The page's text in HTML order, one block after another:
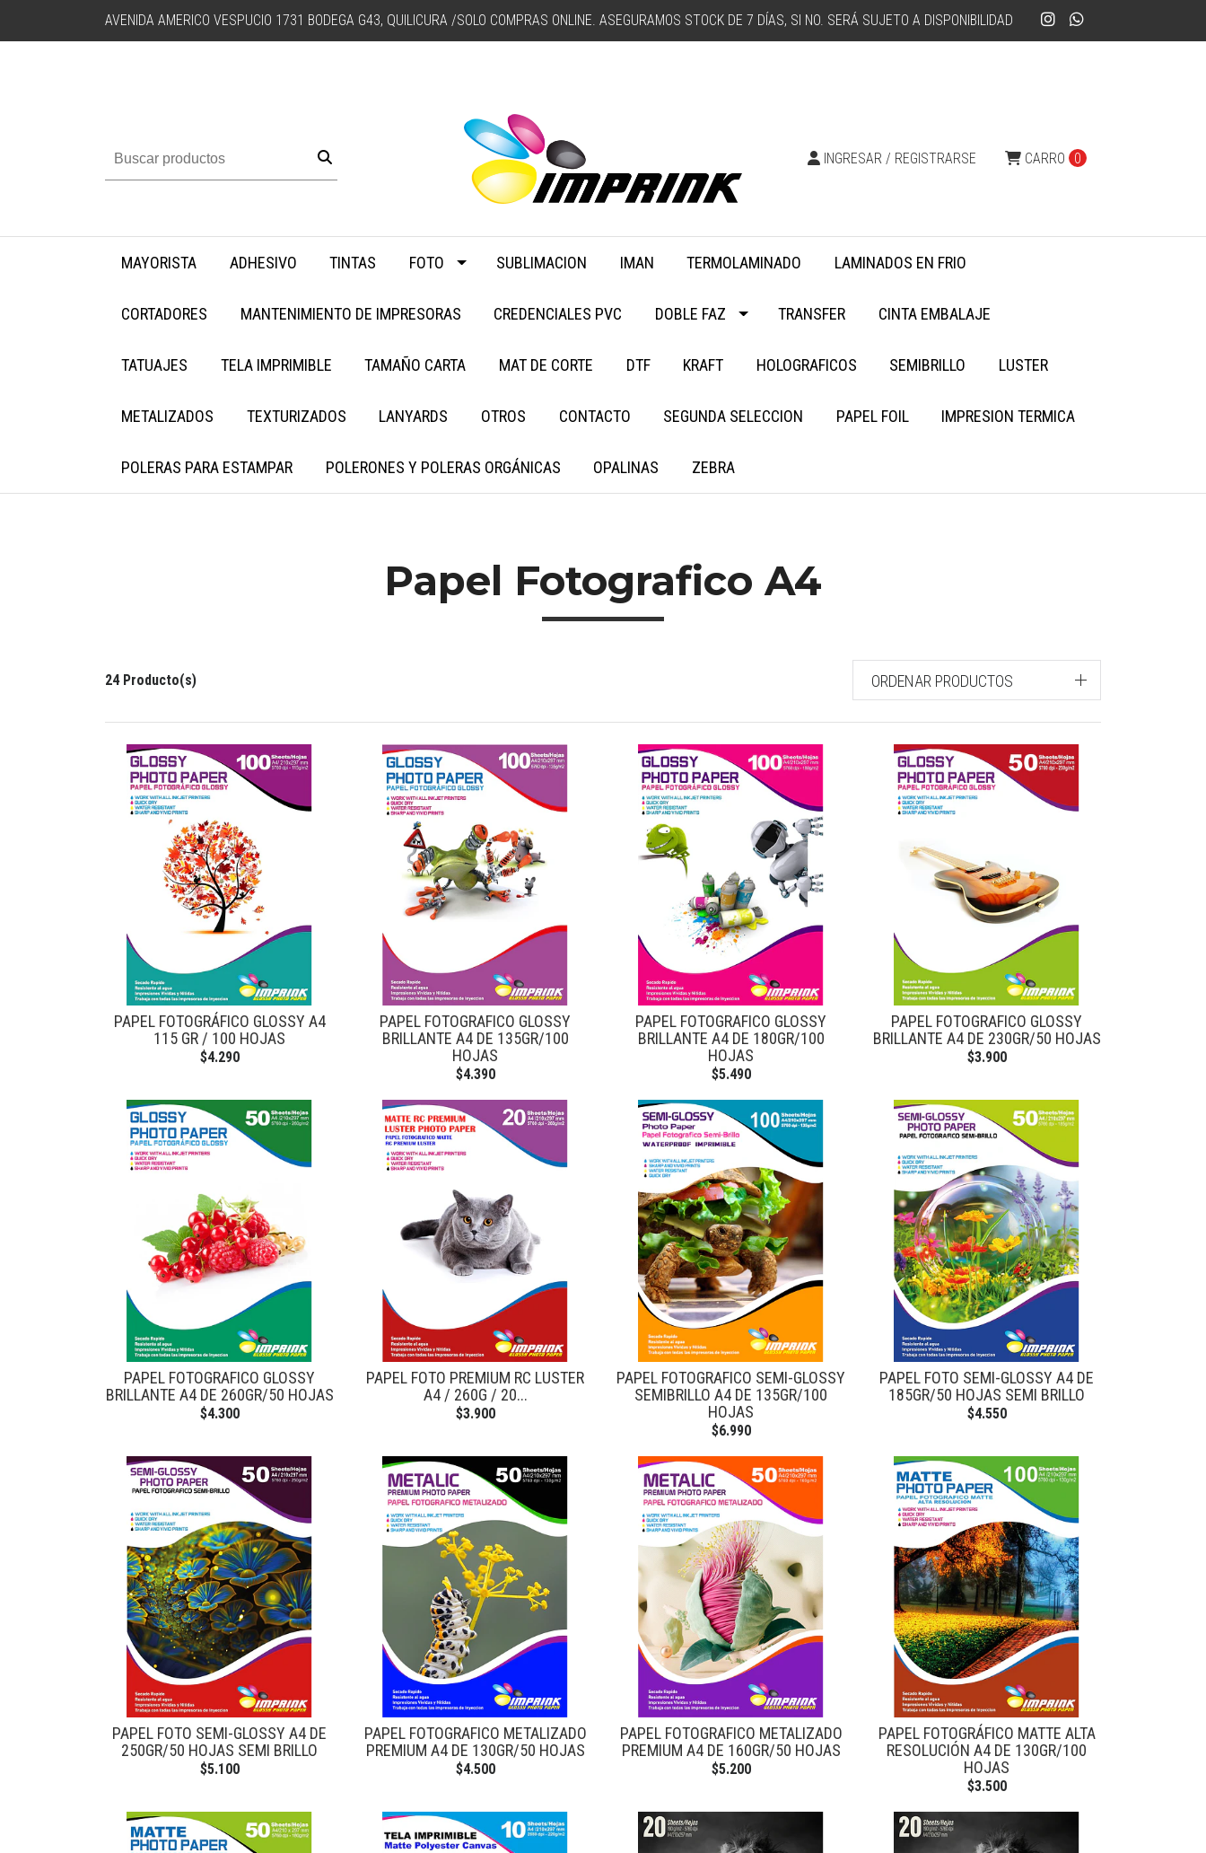
AVENIDA AMERICO VESPUCIO 1731 BODEGA G43, QUILICURA /SOLO COMPRAS ONLINE. ASEGURAMOS STOCK DE 7 DÍAS, SI NO. SERÁ SUJETO A DISPONIBILIDAD
CARRO 0
INGRESAR / REGISTRARSE
MAYORISTA ADHESIVO TINTAS FOTO SUBLIMACION IMAN TERMOLAMINADO LAMINADOS EN FRIO
CORTADORES MANTENIMIENTO DE IMPRESORAS CREDENCIALES PVC DOBLE FAZ TRANSFER CINTA EMBALAJE
TATUAJES TELA IMPRIMIBLE TAMAÑO CARTA MAT DE CORTE DTF KRAFT HOLOGRAFICOS SEMIBRILLO LUSTER
METALIZADOS TEXTURIZADOS LANYARDS OTROS CONTACTO SEGUNDA SELECCION PAPEL FOIL IMPRESION TERMICA
POLERAS PARA ESTAMPAR POLERONES Y POLERAS ORGÁNICAS OPALINAS ZEBRA
Papel Fotografico A4
24 Producto(s) ORDENAR PRODUCTOS
PAPEL FOTOGRÁFICO GLOSSY A4
115 GR / 100 HOJAS
$4.290
PAPEL FOTOGRAFICO GLOSSY
BRILLANTE A4 DE 135GR/100
HOJAS
$4.390
PAPEL FOTOGRAFICO GLOSSY
BRILLANTE A4 DE 180GR/100
HOJAS
$5.490
PAPEL FOTOGRAFICO GLOSSY
BRILLANTE A4 DE 230GR/50 HOJAS
$3.900
PAPEL FOTOGRAFICO GLOSSY
BRILLANTE A4 DE 260GR/50 HOJAS
$4.300
PAPEL FOTO PREMIUM RC LUSTER
A4 / 260G / 20...
$3.900
PAPEL FOTOGRAFICO SEMI-GLOSSY
SEMIBRILLO A4 DE 135GR/100
HOJAS
$6.990
PAPEL FOTO SEMI-GLOSSY A4 DE
185GR/50 HOJAS SEMI BRILLO
$4.550
PAPEL FOTO SEMI-GLOSSY A4 DE
250GR/50 HOJAS SEMI BRILLO
$5.100
PAPEL FOTOGRAFICO METALIZADO
PREMIUM A4 DE 130GR/50 HOJAS
$4.500
PAPEL FOTOGRAFICO METALIZADO
PREMIUM A4 DE 160GR/50 HOJAS
$5.200
PAPEL FOTOGRÁFICO MATTE ALTA
RESOLUCIÓN A4 DE 130GR/100
HOJAS
$3.500